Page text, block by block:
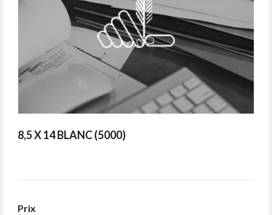
8,5 X 14 BLANC (5000)
Prix